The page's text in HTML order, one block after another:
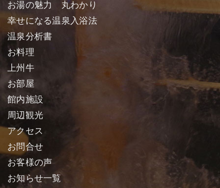
お湯の魅力 丸わかり
幸せになる温泉入浴法
温泉分析書
お料理
上州牛
お部屋
館内施設
周辺観光
アクセス
お問合せ
お客様の声
お知らせ一覧